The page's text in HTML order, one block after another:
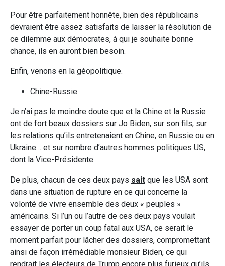
Pour être parfaitement honnête, bien des républicains
devraient être assez satisfaits de laisser la résolution de
ce dilemme aux démocrates, à qui je souhaite bonne
chance, ils en auront bien besoin.
Enfin, venons en la géopolitique.
Chine-Russie
Je n’ai pas le moindre doute que et la Chine et la Russie
ont de fort beaux dossiers sur Jo Biden, sur son fils, sur
les relations qu’ils entretenaient en Chine, en Russie ou en
Ukraine… et sur nombre d’autres hommes politiques US,
dont la Vice-Présidente.
De plus, chacun de ces deux pays sait que les USA sont
dans une situation de rupture en ce qui concerne la
volonté de vivre ensemble des deux « peuples »
américains. Si l’un ou l’autre de ces deux pays voulait
essayer de porter un coup fatal aux USA, ce serait le
moment parfait pour lâcher des dossiers, compromettant
ainsi de façon irrémédiable monsieur Biden, ce qui